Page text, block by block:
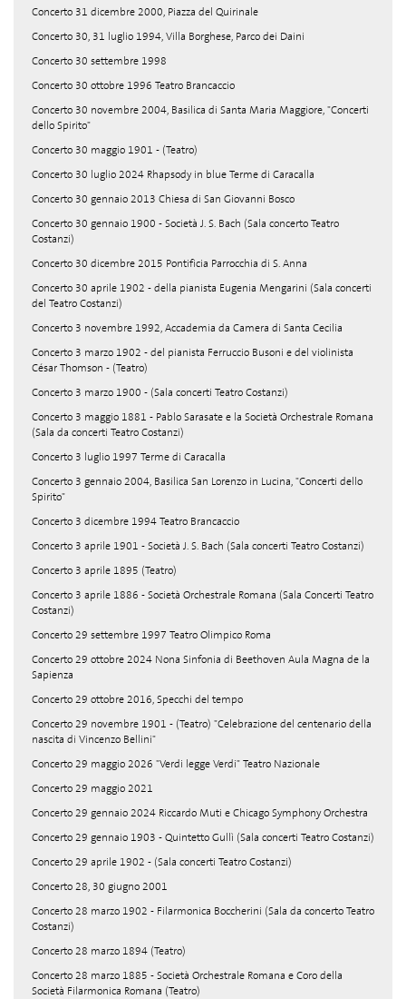
Concerto 31 dicembre 2000, Piazza del Quirinale
Concerto 30, 31 luglio 1994, Villa Borghese, Parco dei Daini
Concerto 30 settembre 1998
Concerto 30 ottobre 1996 Teatro Brancaccio
Concerto 30 novembre 2004, Basilica di Santa Maria Maggiore, "Concerti
dello Spirito"
Concerto 30 maggio 1901 - (Teatro)
Concerto 30 luglio 2024 Rhapsody in blue Terme di Caracalla
Concerto 30 gennaio 2013 Chiesa di San Giovanni Bosco
Concerto 30 gennaio 1900 - Società J. S. Bach (Sala concerto Teatro
Costanzi)
Concerto 30 dicembre 2015 Pontificia Parrocchia di S. Anna
Concerto 30 aprile 1902 - della pianista Eugenia Mengarini (Sala concerti
del Teatro Costanzi)
Concerto 3 novembre 1992, Accademia da Camera di Santa Cecilia
Concerto 3 marzo 1902 - del pianista Ferruccio Busoni e del violinista
César Thomson - (Teatro)
Concerto 3 marzo 1900 - (Sala concerti Teatro Costanzi)
Concerto 3 maggio 1881 - Pablo Sarasate e la Società Orchestrale Romana
(Sala da concerti Teatro Costanzi)
Concerto 3 luglio 1997 Terme di Caracalla
Concerto 3 gennaio 2004, Basilica San Lorenzo in Lucina, "Concerti dello
Spirito"
Concerto 3 dicembre 1994 Teatro Brancaccio
Concerto 3 aprile 1901 - Società J. S. Bach (Sala concerti Teatro Costanzi)
Concerto 3 aprile 1895 (Teatro)
Concerto 3 aprile 1886 - Società Orchestrale Romana (Sala Concerti Teatro
Costanzi)
Concerto 29 settembre 1997 Teatro Olimpico Roma
Concerto 29 ottobre 2024 Nona Sinfonia di Beethoven Aula Magna de la
Sapienza
Concerto 29 ottobre 2016, Specchi del tempo
Concerto 29 novembre 1901 - (Teatro) "Celebrazione del centenario della
nascita di Vincenzo Bellini"
Concerto 29 maggio 2026 "Verdi legge Verdi" Teatro Nazionale
Concerto 29 maggio 2021
Concerto 29 gennaio 2024 Riccardo Muti e Chicago Symphony Orchestra
Concerto 29 gennaio 1903 - Quintetto Gullì (Sala concerti Teatro Costanzi)
Concerto 29 aprile 1902 - (Sala concerti Teatro Costanzi)
Concerto 28, 30 giugno 2001
Concerto 28 marzo 1902 - Filarmonica Boccherini (Sala da concerto Teatro
Costanzi)
Concerto 28 marzo 1894 (Teatro)
Concerto 28 marzo 1885 - Società Orchestrale Romana e Coro della
Società Filarmonica Romana (Teatro)